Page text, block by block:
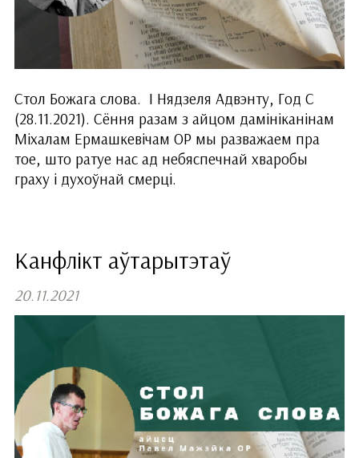
Стол Божага слова. І Нядзеля Адвэнту, Год С
(28.11.2021). Сёння разам з айцом дамініканінам
Міхалам Ермашкевічам ОР мы разважаем пра
тое, што ратуе нас ад небяспечнай хваробы
граху і духоўнай смерці.
Канфлікт аўтарытэтаў
20.11.2021